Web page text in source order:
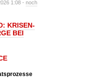
1:08 - noch
KRISEN-
BEI